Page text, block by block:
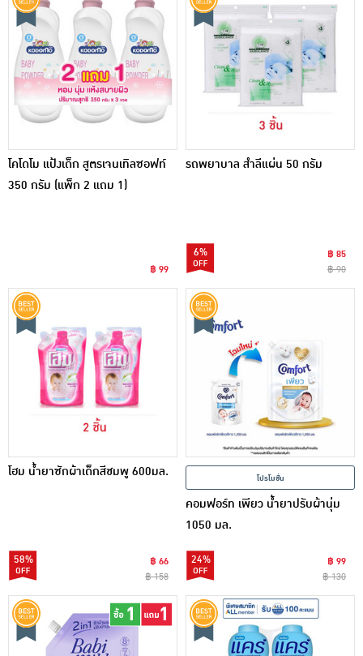
โคโดโม แป้งเด็ก สูตรเจนเทิลซอฟท์
350 กรัม (แพ็ก 2 แถม 1)
฿ 99
รถพยาบาล สำลีแผ่น 50 กรัม
6%
฿ 85
฿ 90
โฮม น้ำยาซักผ้าเด็กสีชมพู 600มล.
58%
฿ 66
฿ 158
โปรโมชั่น
คอมฟอร์ท เพียว น้ำยาปรับผ้านุ่ม
1050 มล.
24%
฿ 99
฿ 130